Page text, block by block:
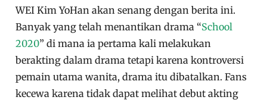
WEI Kim YoHan akan senang dengan berita ini.
Banyak yang telah menantikan drama “School
2020” di mana ia pertama kali melakukan
berakting dalam drama tetapi karena kontroversi
pemain utama wanita, drama itu dibatalkan. Fans
kecewa karena tidak dapat melihat debut akting